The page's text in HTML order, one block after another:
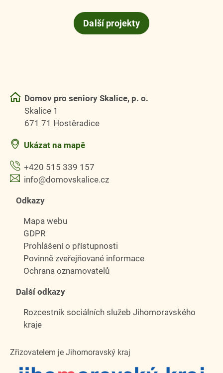
Další projekty
Domov pro seniory Skalice, p. o.
Skalice 1
671 71 Hostěradice
Ukázat na mapě
+420 515 339 157
info@domovskalice.cz
Odkazy
Mapa webu
GDPR
Prohlášení o přístupnosti
Povinně zveřejňované informace
Ochrana oznamovatelů
Další odkazy
Rozcestník sociálních služeb Jihomoravského
kraje
Zřizovatelem je Jihomoravský kraj